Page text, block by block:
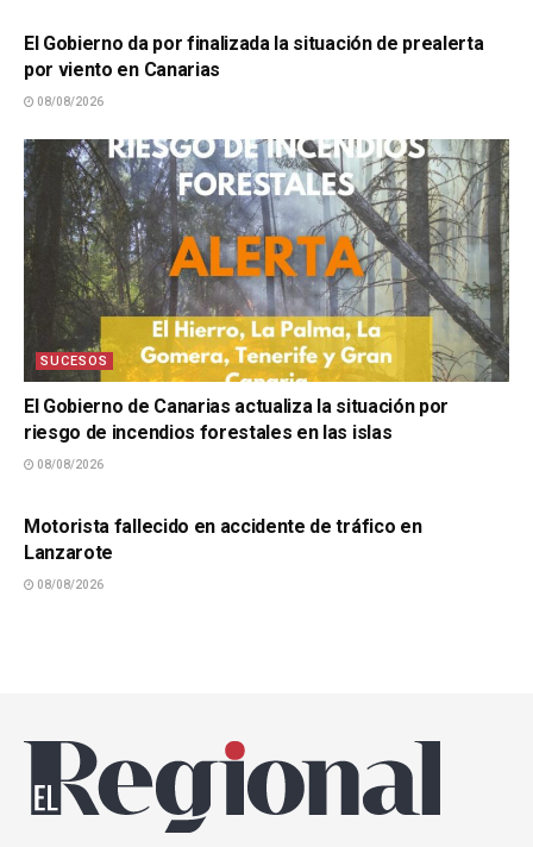
El Gobierno da por finalizada la situación de prealerta
por viento en Canarias
08/08/2026
SUCESOS
El Gobierno de Canarias actualiza la situación por
riesgo de incendios forestales en las islas
08/08/2026
Motorista fallecido en accidente de tráfico en
Lanzarote
08/08/2026